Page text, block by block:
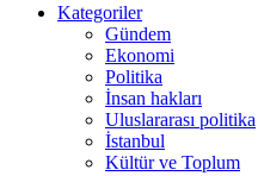
Kategoriler
Gündem
Ekonomi
Politika
İnsan hakları
Uluslararası politika
İstanbul
Kültür ve Toplum